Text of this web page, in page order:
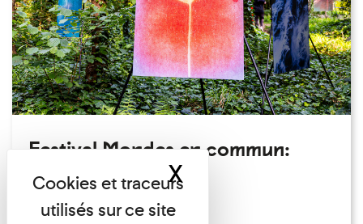
Festival Mondes en commun:
visite guidée
Festival
XMasquer le